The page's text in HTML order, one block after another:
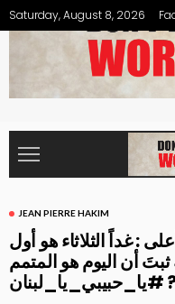
Saturday, August 8, 2026
JEAN PIERRE HAKIM
: غداً الثلاثاء هو أول
ثبتَ أن اليوم هو المتمم
#يا_حبيبي_يا_لبنان